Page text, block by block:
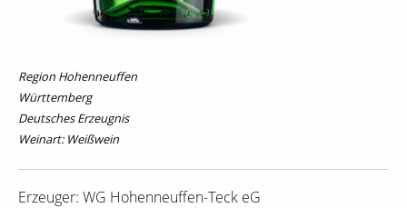
Region Hohenneuffen
Württemberg
Deutsches Erzeugnis
Weinart: Weißwein
Erzeuger: WG Hohenneuffen-Teck eG